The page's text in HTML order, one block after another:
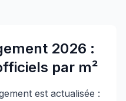
2026 :
par m²
est actualisée :